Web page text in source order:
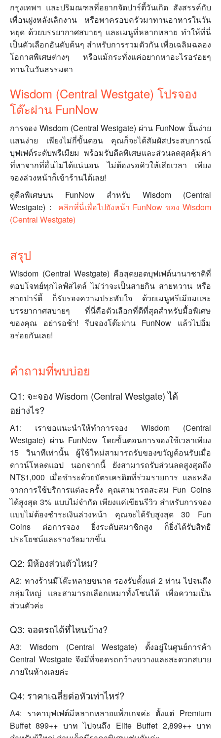
กรุงเทพฯ และปริมณฑลที่อยากจัดปาร์ตี้วันเกิด สังสรรค์กับ
เพื่อนฝูงหลังเลิกงาน หรือพาครอบครัวมาทานอาหารในวัน
หยุด ด้วยบรรยากาศสบายๆ และเมนูที่หลากหลาย ทำให้ที่นี่
เป็นตัวเลือกอันดับต้นๆ สำหรับการรวมตัวกัน เพื่อเฉลิมฉลอง
โอกาสพิเศษต่างๆ หรือแม้กระทั่งแค่อยากหาอะไรอร่อยๆ
ทานในวันธรรมดา
Wisdom (Central Westgate) โปรจอง
โต๊ะผ่าน FunNow
การจอง Wisdom (Central Westgate) ผ่าน FunNow นั้นง่าย
แสนง่าย เพียงไม่กี่ขั้นตอน คุณก็จะได้สัมผัสประสบการณ์
บุฟเฟต์ระดับพรีเมียม พร้อมรับดีลพิเศษและส่วนลดสุดคุ้มค่า
ที่หาจากที่อื่นไม่ได้แน่นอน ไม่ต้องรอคิวให้เสียเวลา เพียง
จองล่วงหน้าก็เข้าร้านได้เลย!
ดูดีลพิเศษบน FunNow สำหรับ Wisdom (Central
Westgate)： คลิกที่นี่เพื่อไปยังหน้า FunNow ของ Wisdom
(Central Westgate)
สรุป
Wisdom (Central Westgate) คือสุดยอดบุฟเฟต์นานาชาติที่
ตอบโจทย์ทุกไลฟ์สไตล์ ไม่ว่าจะเป็นสายกิน สายหวาน หรือ
สายปาร์ตี้ ก็รับรองความประทับใจ ด้วยเมนูพรีเมียมและ
บรรยากาศสบายๆ ที่นี่คือตัวเลือกที่ดีที่สุดสำหรับมื้อพิเศษ
ของคุณ อย่ารอช้า! รีบจองโต๊ะผ่าน FunNow แล้วไปอิ่ม
อร่อยกันเลย!
คำถามที่พบบ่อย
Q1: จะจอง Wisdom (Central Westgate) ได้
อย่างไร?
A1: เราขอแนะนำให้ทำการจอง Wisdom (Central
Westgate) ผ่าน FunNow โดยขั้นตอนการจองใช้เวลาเพียง
15 วินาทีเท่านั้น ผู้ใช้ใหม่สามารถรับของขวัญต้อนรับเมื่อ
ดาวน์โหลดแอป นอกจากนี้ ยังสามารถรับส่วนลดสูงสุดถึง
NT$1,000 เมื่อชำระด้วยบัตรเครดิตที่ร่วมรายการ และหลัง
จากการใช้บริการแต่ละครั้ง คุณสามารถสะสม Fun Coins
ได้สูงสุด 3% แบบไม่จำกัด เพียงแค่เขียนรีวิว สำหรับการจอง
แบบไม่ต้องชำระเงินล่วงหน้า คุณจะได้รับสูงสุด 30 Fun
Coins ต่อการจอง ยิ่งระดับสมาชิกสูง ก็ยิ่งได้รับสิทธิ
ประโยชน์และรางวัลมากขึ้น
Q2: มีห้องส่วนตัวไหม?
A2: ทางร้านมีโต๊ะหลายขนาด รองรับตั้งแต่ 2 ท่าน ไปจนถึง
กลุ่มใหญ่ และสามารถเลือกเหมาทั้งโซนได้ เพื่อความเป็น
ส่วนตัวค่ะ
Q3: จอดรถได้ที่ไหนบ้าง?
A3: Wisdom (Central Westgate) ตั้งอยู่ในศูนย์การค้า
Central Westgate จึงมีที่จอดรถกว้างขวางและสะดวกสบาย
ภายในห้างเลยค่ะ
Q4: ราคาเฉลี่ยต่อหัวเท่าไหร่?
A4: ราคาบุฟเฟต์มีหลากหลายแพ็กเกจค่ะ ตั้งแต่ Premium
Buffet 899++ บาท ไปจนถึง Elite Buffet 2,899++ บาท